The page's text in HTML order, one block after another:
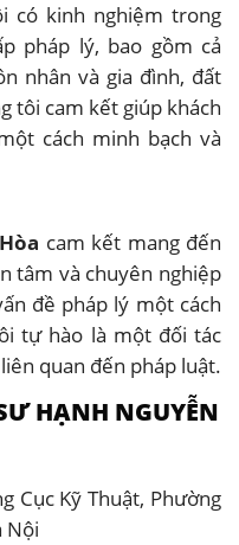
có kinh nghiệm trong
pháp lý, bao gồm cả
nhân và gia đình, đất
tôi cam kết giúp khách
cách minh bạch và
cam kết mang đến
tâm và chuyên nghiệp
đề pháp lý một cách
tự hào là một đối tác
quan đến pháp luật.
HẠNH NGUYỄN
Cục Kỹ Thuật, Phường
Nội